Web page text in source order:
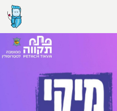
הפרופיל שלי
התנתק